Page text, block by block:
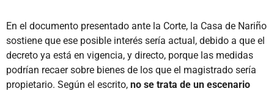
En el documento presentado ante la Corte, la Casa de Nariño
sostiene que ese posible interés sería actual, debido a que el
decreto ya está en vigencia, y directo, porque las medidas
podrían recaer sobre bienes de los que el magistrado sería
propietario. Según el escrito, no se trata de un escenario